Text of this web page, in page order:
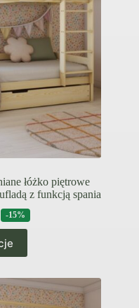
łóżko piętrowe
z funkcją spania
-15%